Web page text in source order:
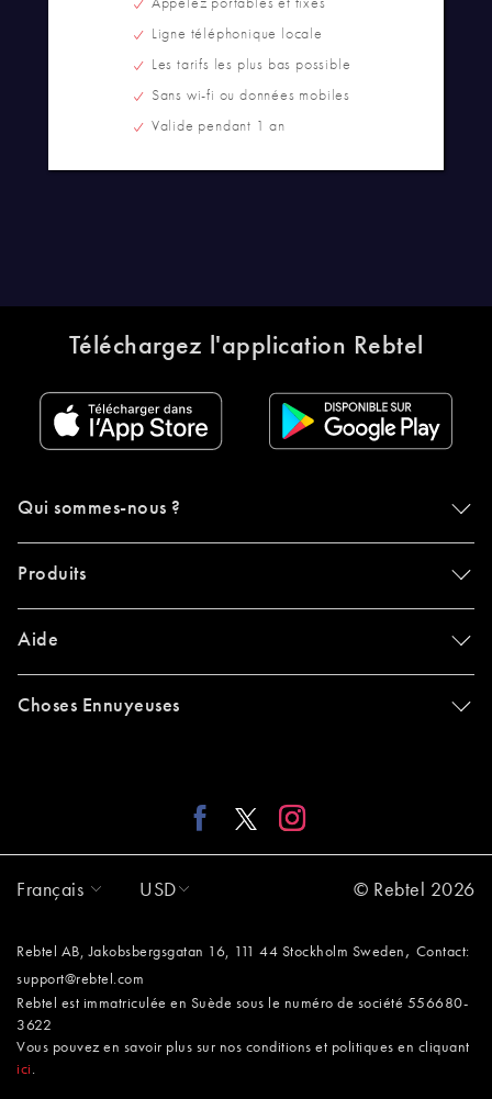
Ligne téléphonique locale
Les tarifs les plus bas possible
Sans wi-fi ou données mobiles
Valide pendant 1 an
Téléchargez l'application Rebtel
Qui sommes-nous ?
Produits
Aide
Choses Ennuyeuses
Français USD © Rebtel 2026
Rebtel AB, Jakobsbergsgatan 16, 111 44 Stockholm Sweden , Contact:
support@rebtel.com
Rebtel est immatriculée en Suède sous le numéro de société 556680-
3622
Vous pouvez en savoir plus sur nos conditions et politiques en cliquant
ici .